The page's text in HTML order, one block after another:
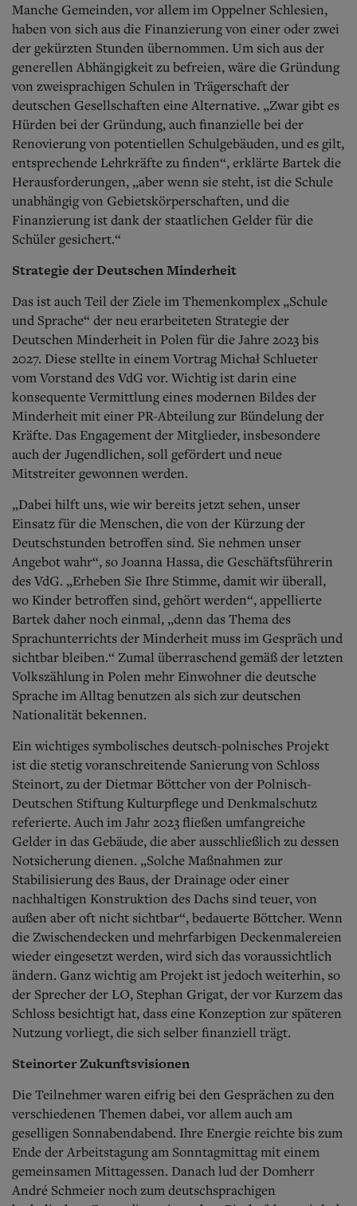
Manche Gemeinden, vor allem im Oppelner Schlesien,
haben von sich aus die Finanzierung von einer oder zwei
der gekürzten Stunden übernommen. Um sich aus der
generellen Abhängigkeit zu befreien, wäre die Gründung
von zweisprachigen Schulen in Trägerschaft der
deutschen Gesellschaften eine Alternative. „Zwar gibt es
Hürden bei der Gründung, auch finanzielle bei der
Renovierung von potentiellen Schulgebäuden, und es gilt,
entsprechende Lehrkräfte zu finden“, erklärte Bartek die
Herausforderungen, „aber wenn sie steht, ist die Schule
unabhängig von Gebietskörperschaften, und die
Finanzierung ist dank der staatlichen Gelder für die
Schüler gesichert.“
Strategie der Deutschen Minderheit
Das ist auch Teil der Ziele im Themenkomplex „Schule
und Sprache“ der neu erarbeiteten Strategie der
Deutschen Minderheit in Polen für die Jahre 2023 bis
2027. Diese stellte in einem Vortrag Michał Schlueter
vom Vorstand des VdG vor. Wichtig ist darin eine
konsequente Vermittlung eines modernen Bildes der
Minderheit mit einer PR-Abteilung zur Bündelung der
Kräfte. Das Engagement der Mitglieder, insbesondere
auch der Jugendlichen, soll gefördert und neue
Mitstreiter gewonnen werden.
„Dabei hilft uns, wie wir bereits jetzt sehen, unser
Einsatz für die Menschen, die von der Kürzung der
Deutschstunden betroffen sind. Sie nehmen unser
Angebot wahr“, so Joanna Hassa, die Geschäftsführerin
des VdG. „Erheben Sie Ihre Stimme, damit wir überall,
wo Kinder betroffen sind, gehört werden“, appellierte
Bartek daher noch einmal, „denn das Thema des
Sprachunterrichts der Minderheit muss im Gespräch und
sichtbar bleiben.“ Zumal überraschend gemäß der letzten
Volkszählung in Polen mehr Einwohner die deutsche
Sprache im Alltag benutzen als sich zur deutschen
Nationalität bekennen.
Ein wichtiges symbolisches deutsch-polnisches Projekt
ist die stetig voranschreitende Sanierung von Schloss
Steinort, zu der Dietmar Böttcher von der Polnisch-
Deutschen Stiftung Kulturpflege und Denkmalschutz
referierte. Auch im Jahr 2023 fließen umfangreiche
Gelder in das Gebäude, die aber ausschließlich zu dessen
Notsicherung dienen. „Solche Maßnahmen zur
Stabilisierung des Baus, der Drainage oder einer
nachhaltigen Konstruktion des Dachs sind teuer, von
außen aber oft nicht sichtbar“, bedauerte Böttcher. Wenn
die Zwischendecken und mehrfarbigen Deckenmalereien
wieder eingesetzt werden, wird sich das voraussichtlich
ändern. Ganz wichtig am Projekt ist jedoch weiterhin, so
der Sprecher der LO, Stephan Grigat, der vor Kurzem das
Schloss besichtigt hat, dass eine Konzeption zur späteren
Nutzung vorliegt, die sich selber finanziell trägt.
Steinorter Zukunftsvisionen
Die Teilnehmer waren eifrig bei den Gesprächen zu den
verschiedenen Themen dabei, vor allem auch am
geselligen Sonnabendabend. Ihre Energie reichte bis zum
Ende der Arbeitstagung am Sonntagmittag mit einem
gemeinsamen Mittagessen. Danach lud der Domherr
André Schmeier noch zum deutschsprachigen